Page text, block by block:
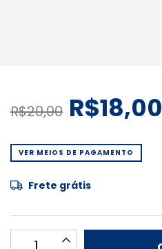
R$20,00 R$18,00
VER MEIOS DE PAGAMENTO
Frete grátis